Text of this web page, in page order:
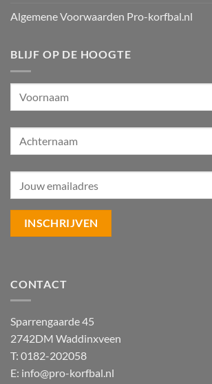
Algemene Voorwaarden Pro-korfbal.nl
BLIJF OP DE HOOGTE
CONTACT
Sparrengaarde 45
2742DM Waddinxveen
T: 0182-202058
E: info@pro-korfbal.nl